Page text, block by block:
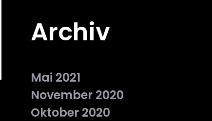
Archiv
Mai 2021
November 2020
Oktober 2020